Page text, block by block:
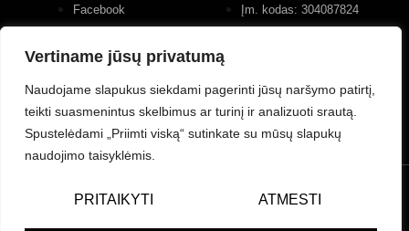
Vertiname jūsų privatumą
Naudojame slapukus siekdami pagerinti jūsų naršymo patirtį,
teikti suasmenintus skelbimus ar turinį ir analizuoti srautą.
Spustelėdami „Priimti viską“ sutinkate su mūsų slapukų
naudojimo taisyklėmis.
PRITAIKYTI ATMESTI
Facebook
Įm. kodas: 304087824
© UAB Žavingas Žvilgsnis/Charming Look. Visos teisės